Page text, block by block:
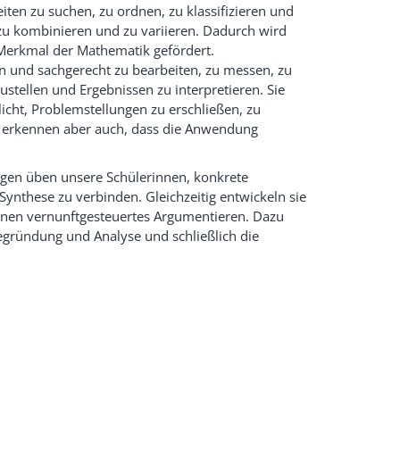
zu suchen, zu ordnen, zu klassifizieren und
kombinieren und zu variieren. Dadurch wird
der Mathematik gefördert.
sachgerecht zu bearbeiten, zu messen, zu
und Ergebnissen zu interpretieren. Sie
Problemstellungen zu erschließen, zu
aber auch, dass die Anwendung
üben unsere Schülerinnen, konkrete
zu verbinden. Gleichzeitig entwickeln sie
vernunftgesteuertes Argumentieren. Dazu
und Analyse und schließlich die